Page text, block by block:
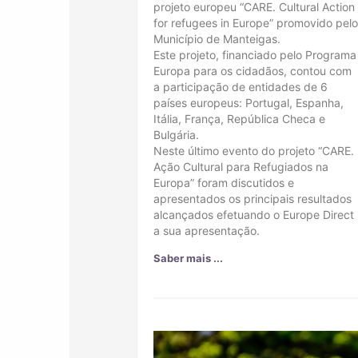
projeto europeu “CARE. Cultural Action
for refugees in Europe” promovido pelo
Município de Manteigas.
Este projeto, financiado pelo Programa
Europa para os cidadãos, contou com
a participação de entidades de 6
países europeus: Portugal, Espanha,
Itália, França, República Checa e
Bulgária.
Neste último evento do projeto “CARE.
Ação Cultural para Refugiados na
Europa” foram discutidos e
apresentados os principais resultados
alcançados efetuando o Europe Direct
a sua apresentação.
Saber mais ...